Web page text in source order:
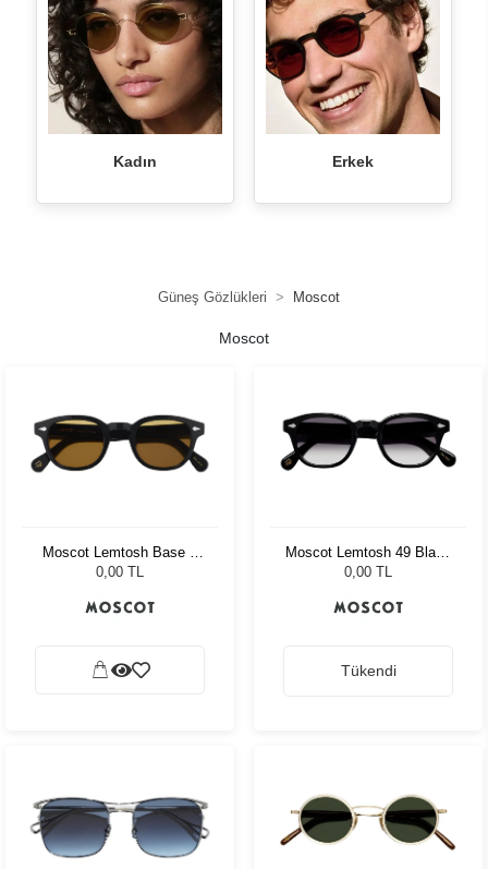
Kadın Erkek
Güneş Gözlükleri Moscot
Moscot
Moscot Lemtosh Base 2
Sun 49 Black Amber
0,00 TL
Moscot Lemtosh 49 Black
American Grey Fade
0,00 TL
Tükendi